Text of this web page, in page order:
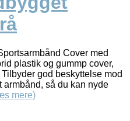
Cover med
plastik og gummp cover,
god beskyttelse mod
armbånd, så du kan nyde
mere)